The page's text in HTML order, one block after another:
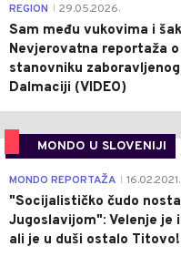
REGION 29.05.2026.
Sam među vukovima i
Nevjerovatna reportaža
stanovniku
Dalmaciji (VIDEO)
MONDO U SLOVENIJI
MONDO REPORTAŽA 16.02.2021.
"Socijalističko čudo
Jugoslavijom": Velenje je
ali je u duši ostalo Titovo!